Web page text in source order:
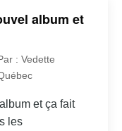
album et
: Vedette
et ça fait
les